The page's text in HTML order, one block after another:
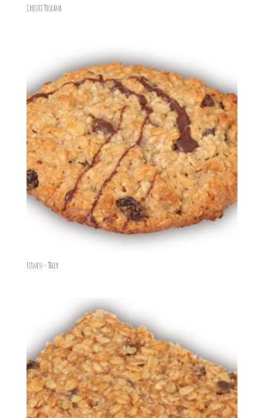
Crossti Toscana
Fitness – Taler